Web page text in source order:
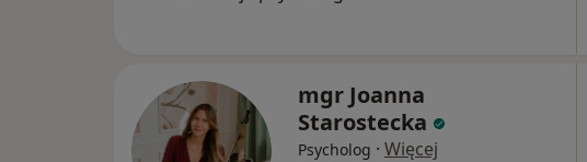
mgr Joanna
Starostecka
Psycholog · Więcej